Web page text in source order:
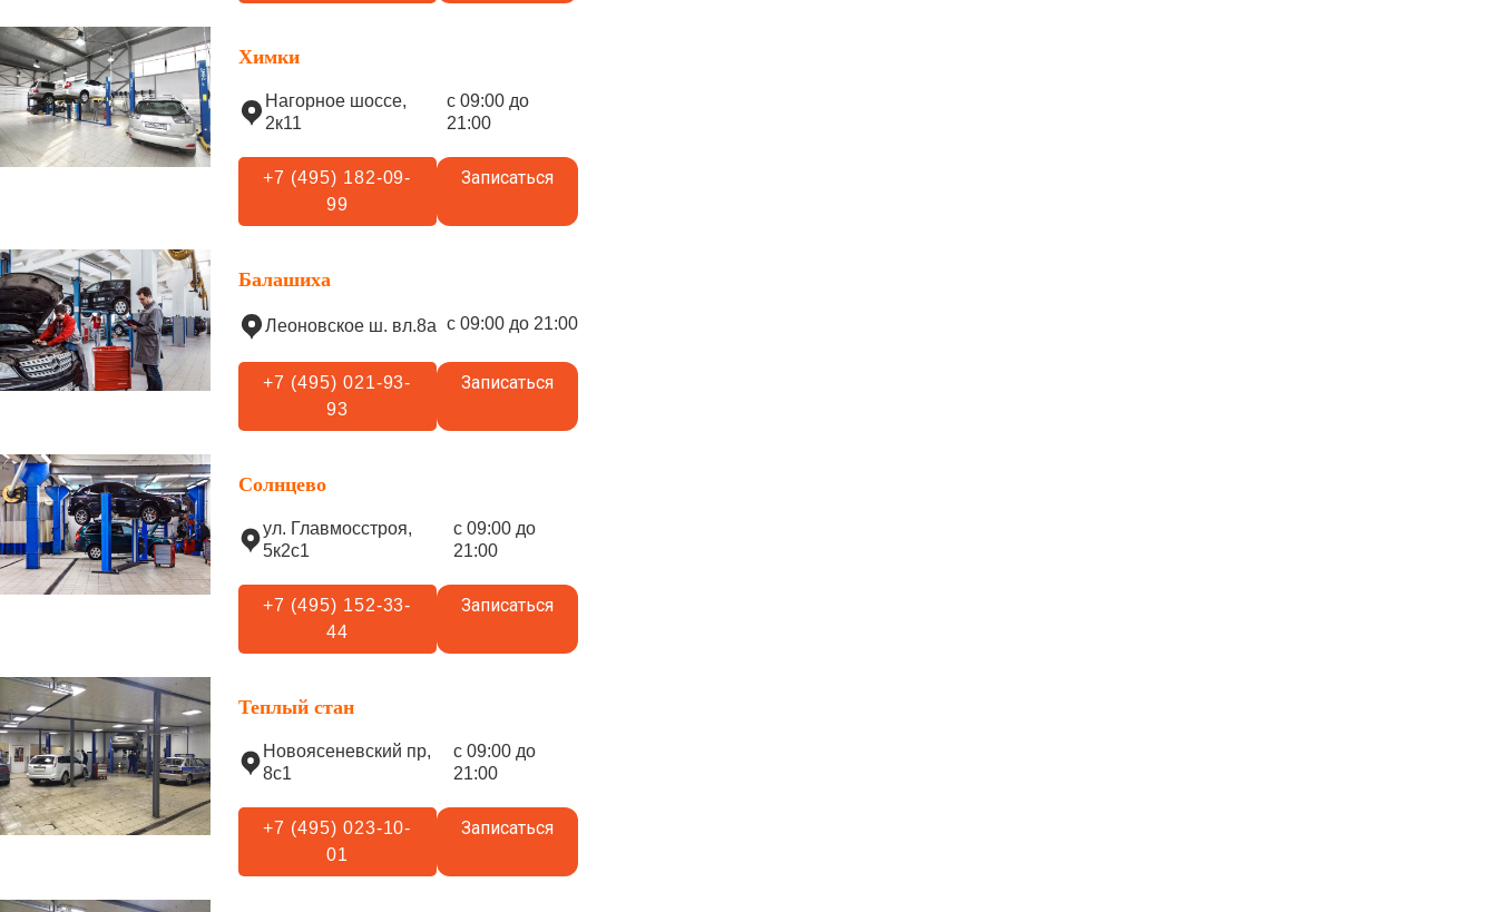
Химки
Нагорное шоссе,
2к11
с 09:00 до
21:00
+7 (495) 182-09-
99
Записаться
Балашиха
Леоновское ш. вл.8а с 09:00 до 21:00
+7 (495) 021-93-
93
Записаться
Солнцево
ул. Главмосстроя,
5к2с1
с 09:00 до
21:00
+7 (495) 152-33-
44
Записаться
Теплый стан
Новоясеневский пр,
8с1
с 09:00 до
21:00
+7 (495) 023-10-
01
Записаться